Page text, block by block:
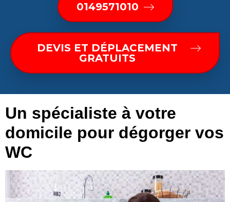
0149571010
DEVIS ET DÉPLACEMENT
GRATUITS
Un spécialiste à votre
domicile pour dégorger vos
WC